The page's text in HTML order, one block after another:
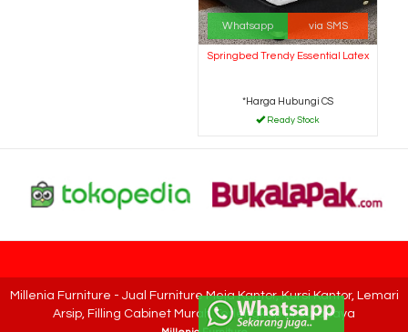
Whatsapp via SMS
Springbed Trendy Essential Latex
*Harga Hubungi CS
Ready Stock
Millenia Furniture - Jual Furniture Meja Kantor, Kursi Kantor, Lemari
Arsip, Filling Cabinet Murah Terlengkap Di Surabaya